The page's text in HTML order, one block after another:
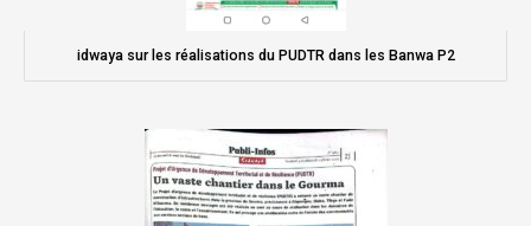
idwaya sur les réalisations du PUDTR dans les Banwa P2